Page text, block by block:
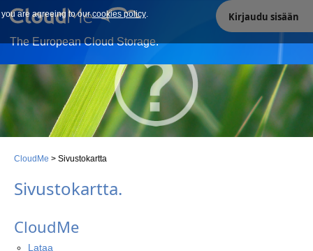
Our site uses cookies. By continuing to use our site you are
agreeing to our cookies policy.
you are agreeing to ourcookies policy.
The European Cloud Storage.
Kirjaudu sisään
CloudMe > Sivustokartta
Sivustokartta.
CloudMe
Lataa